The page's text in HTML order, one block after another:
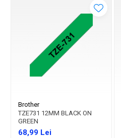
Brother
TZE731 12MM BLACK ON
GREEN
68,99 Lei